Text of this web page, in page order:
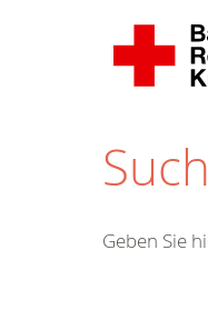
Geben Sie